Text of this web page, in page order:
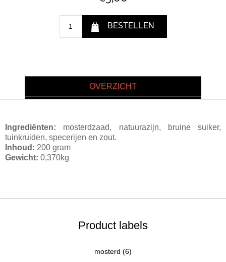
OVERZICHT
Ingrediënten: mosterdzaad, natuurazijn, bruine suiker,
tuinkruiden, specerijen en zout.
Inhoud: 200 gram
Gewicht: 0,370kg
Product labels
mosterd (6)